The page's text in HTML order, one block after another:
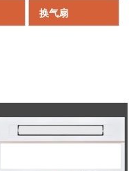
换气扇